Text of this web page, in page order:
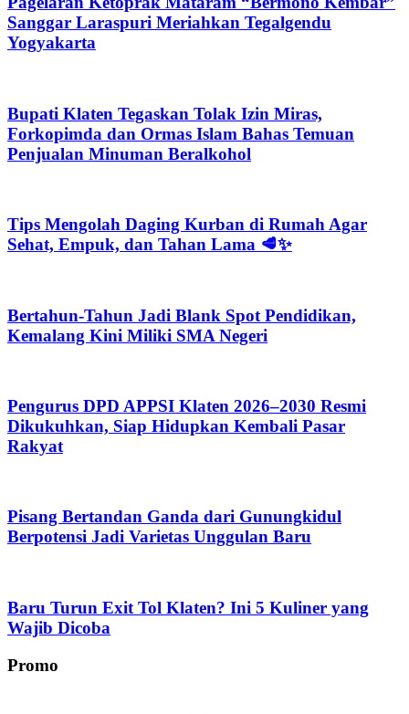
Sanggar Laraspuri Meriahkan Tegalgendu
Yogyakarta
Bupati Klaten Tegaskan Tolak Izin Miras,
Forkopimda dan Ormas Islam Bahas Temuan
Penjualan Minuman Beralkohol
Tips Mengolah Daging Kurban di Rumah Agar
Sehat, Empuk, dan Tahan Lama 🥩✨
Bertahun-Tahun Jadi Blank Spot Pendidikan,
Kemalang Kini Miliki SMA Negeri
Pengurus DPD APPSI Klaten 2026–2030 Resmi
Dikukuhkan, Siap Hidupkan Kembali Pasar
Rakyat
Pisang Bertandan Ganda dari Gunungkidul
Berpotensi Jadi Varietas Unggulan Baru
Baru Turun Exit Tol Klaten? Ini 5 Kuliner yang
Wajib Dicoba
Promo